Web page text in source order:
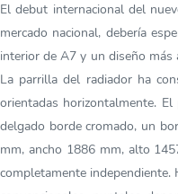
El debut internacional del
mercado nacional, debería
interior de A7 y un diseño más
La parrilla del radiador ha
orientadas horizontalmente.
delgado borde cromado, un
mm, ancho 1886 mm, alto
completamente